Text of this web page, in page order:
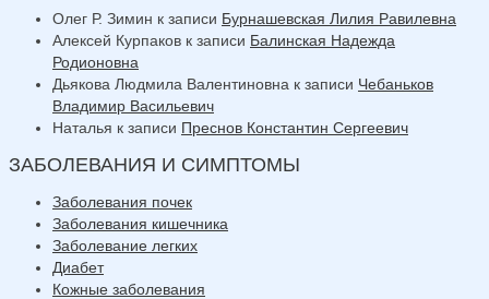
Олег Р. Зимин к записи Бурнашевская Лилия Равилевна
Алексей Курпаков к записи Балинская Надежда
Родионовна
Дьякова Людмила Валентиновна к записи Чебаньков
Владимир Васильевич
Наталья к записи Преснов Константин Сергеевич
ЗАБОЛЕВАНИЯ И СИМПТОМЫ
Заболевания почек
Заболевания кишечника
Заболевание легких
Диабет
Кожные заболевания